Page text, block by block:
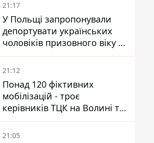
21:17
У Польщі запропонували
депортувати українських
чоловіків призовного віку -
кого це може торкнутися
21:12
Понад 120 фіктивних
мобілізацій - троє
керівників ТЦК на Волині та
Буковині отримали підозри
за фейкові звіти
21:05